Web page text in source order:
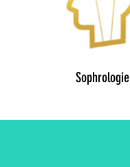
Sophrologie